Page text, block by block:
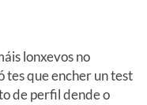
lonxevos no
tes que encher un test
de perfil dende o